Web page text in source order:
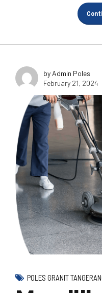
by Admin Poles
February 21, 2024
POLES GRANIT